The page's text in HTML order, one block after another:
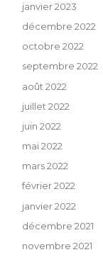
janvier 2023
décembre 2022
octobre 2022
septembre 2022
août 2022
juillet 2022
juin 2022
mai 2022
mars 2022
février 2022
janvier 2022
décembre 2021
novembre 2021